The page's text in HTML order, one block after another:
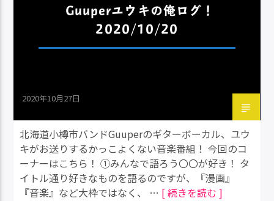
Guuperユウキの俺ログ！
2020/10/20
2020年10月27日
北海道小樽市バンドGuuperのギターボーカル、ユウ
キがお送りするかっこよくない音楽番組！ 今回のコ
ーナーはこちら！ ①みんなで語ろう〇〇が好き！ タ
イトル通り好きなものを語るのですが、『漫画』
『音楽』など大枠ではなく、 … [ 続きを読む ]